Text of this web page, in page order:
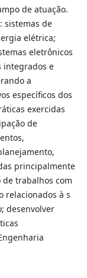
de atuação.
sistemas de
elétrica;
eletrônicos
integrados e
a
específicos dos
exercidas
de
principalmente
trabalhos com
relacionados à s
desenvolver